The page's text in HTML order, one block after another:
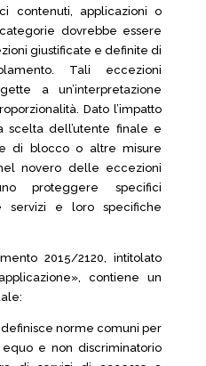
contenuti, applicazioni o
dovrebbe essere
giustificate e definite di
Tali eccezioni
a un’interpretazione
Dato l’impatto
scelta dell’utente finale e
di blocco o altre misure
novero delle eccezioni
proteggere specifici
servizi e loro specifiche
2015/2120, intitolato
contiene un
norme comuni per
e non discriminatorio